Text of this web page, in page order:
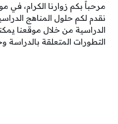
مرحباً بكم زوارنا الكرام، في
نقدم لكم حلول المناهج
الدراسية من خلال موقعنا
التطورات المتعلقة بالدراسة